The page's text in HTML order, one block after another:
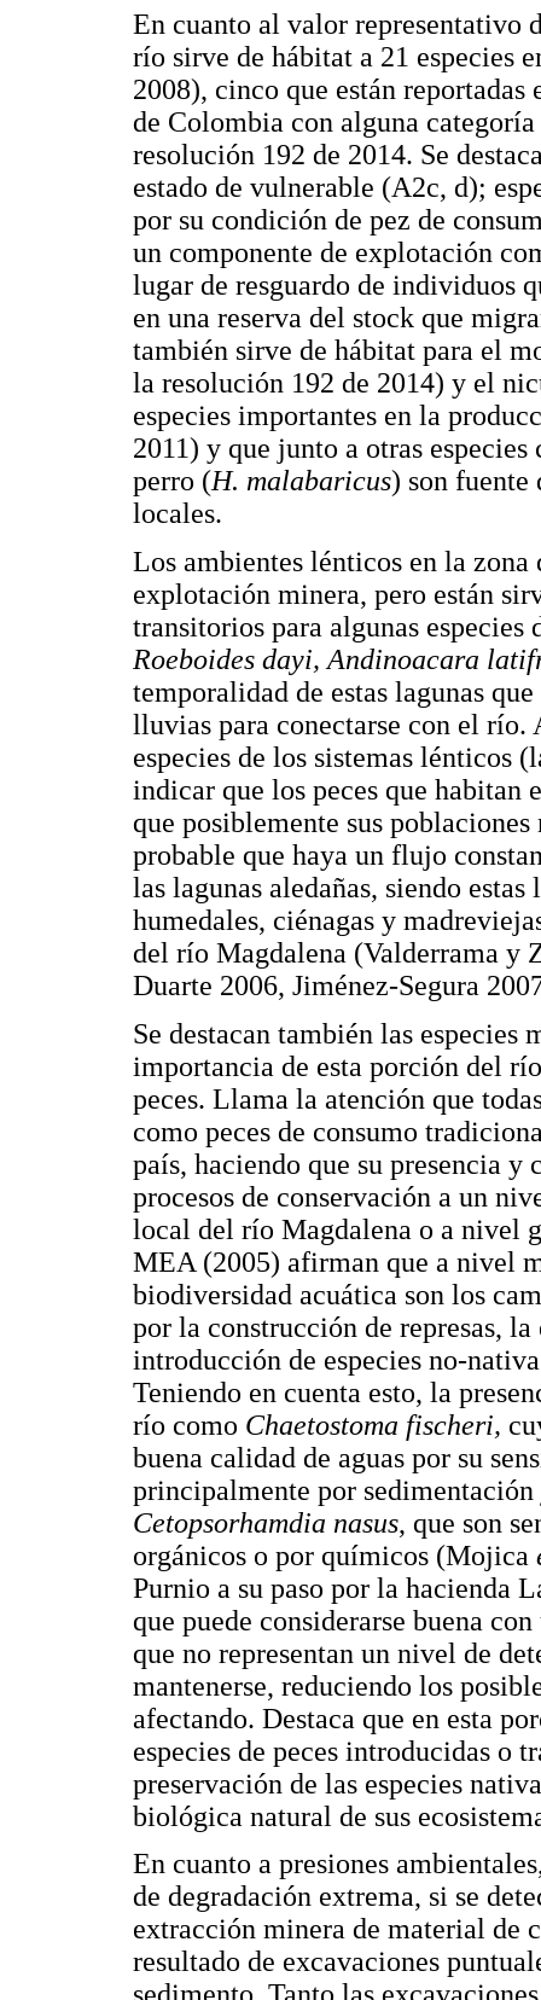
En cuanto al valor representativo
río sirve de hábitat a 21 especies
2008), cinco que están
de Colombia con alguna
resolución 192 de 2014. Se
estado de vulnerable (A2c, d);
por su condición de pez de
un componente de explotación
lugar de resguardo de individuos
en una reserva del stock que
también sirve de hábitat para el
la resolución 192 de 2014) y el
especies importantes en la
2011) y que junto a otras
perro (H. malabaricus) son fuente
locales.
Los ambientes lénticos en la zona
explotación minera, pero están
transitorios para algunas especies
Roeboides dayi, Andinoacara
temporalidad de estas lagunas
lluvias para conectarse con el río.
especies de los sistemas lénticos
indicar que los peces que habitan
que posiblemente sus
probable que haya un flujo
las lagunas aledañas, siendo
humedales, ciénagas y
del río Magdalena (Valderrama y
Duarte 2006, Jiménez-Segura
Se destacan también las
importancia de esta porción del
peces. Llama la atención que
como peces de consumo
país, haciendo que su presencia
procesos de conservación a un
local del río Magdalena o a nivel
MEA (2005) afirman que a nivel
biodiversidad acuática son los
por la construcción de represas,
introducción de especies no-
Teniendo en cuenta esto, la
río como Chaetostoma fischeri,
buena calidad de aguas por su
principalmente por
Cetopsorhamdia nasus, que son
orgánicos o por químicos (Mojica
Purnio a su paso por la hacienda
que puede considerarse buena
que no representan un nivel de
mantenerse, reduciendo los
afectando. Destaca que en esta
especies de peces introducidas o
preservación de las especies
biológica natural de sus
En cuanto a presiones
de degradación extrema, si se
extracción minera de material de
resultado de excavaciones